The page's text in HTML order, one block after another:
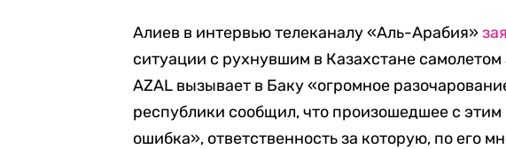
Алиев в интервью телеканалу «Аль-Арабия»
ситуации с рухнувшим в Казахстане
AZAL вызывает в Баку «огромное
республики сообщил, что произошедшее с этим
ошибка», ответственность за которую, по его